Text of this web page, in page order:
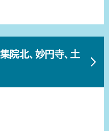
院北、妙円寺、土